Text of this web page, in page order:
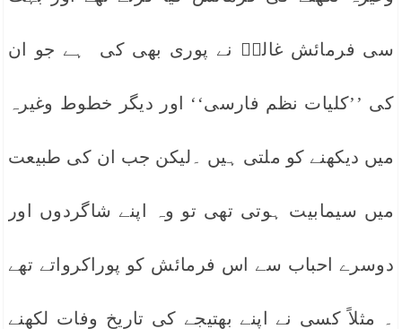
سی فرمائش غالبؔ نے پوری بھی کی ہے جو ان
کی ’’کلیات نظم فارسی‘‘ اور دیگر خطوط وغیرہ
میں دیکھنے کو ملتی ہیں ۔لیکن جب ان کی طبیعت
میں سیمابیت ہوتی تھی تو وہ اپنے شاگردوں اور
دوسرے احباب سے اس فرمائش کو پوراکرواتے تھے
۔ مثلاً کسی نے اپنے بھتیجے کی تاریخ وفات لکھنے